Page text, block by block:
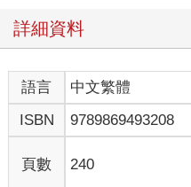
詳細資料
語言 中文繁體
ISBN
9789869493208
頁數 240